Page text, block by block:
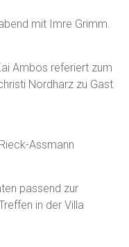
mit Imre Grimm.
Ambos referiert zum
Nordharz zu Gast
Assmann
passend zur
in der Villa